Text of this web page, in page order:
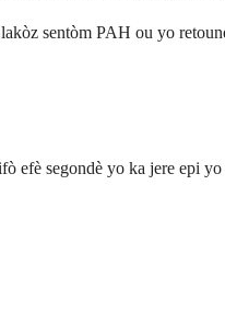
sentòm PAH ou yo
segondè yo ka jere epi